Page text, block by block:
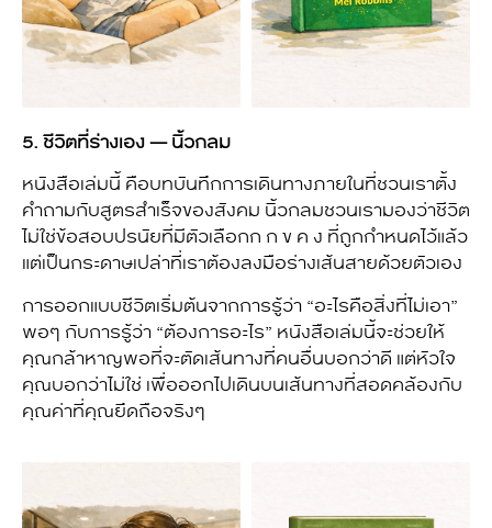
5. ชีวิตที่ร่างเอง — นิ้วกลม
หนังสือเล่มนี้ คือบทบันทึกการเดินทางภายในที่ชวนเราตั้ง
คำถามกับสูตรสำเร็จของสังคม นิ้วกลมชวนเรามองว่าชีวิต
ไม่ใช่ข้อสอบปรนัยที่มีตัวเลือกก ก ข ค ง ที่ถูกกำหนดไว้แล้ว
แต่เป็นกระดาษเปล่าที่เราต้องลงมือร่างเส้นสายด้วยตัวเอง
การออกแบบชีวิตเริ่มต้นจากการรู้ว่า “อะไรคือสิ่งที่ไม่เอา”
พอๆ กับการรู้ว่า “ต้องการอะไร” หนังสือเล่มนี้จะช่วยให้
คุณกล้าหาญพอที่จะตัดเส้นทางที่คนอื่นบอกว่าดี แต่หัวใจ
คุณบอกว่าไม่ใช่ เพื่อออกไปเดินบนเส้นทางที่สอดคล้องกับ
คุณค่าที่คุณยึดถือจริงๆ